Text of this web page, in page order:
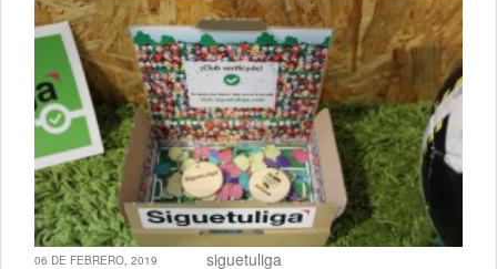
06 DE FEBRERO, 2019 siguetuliga